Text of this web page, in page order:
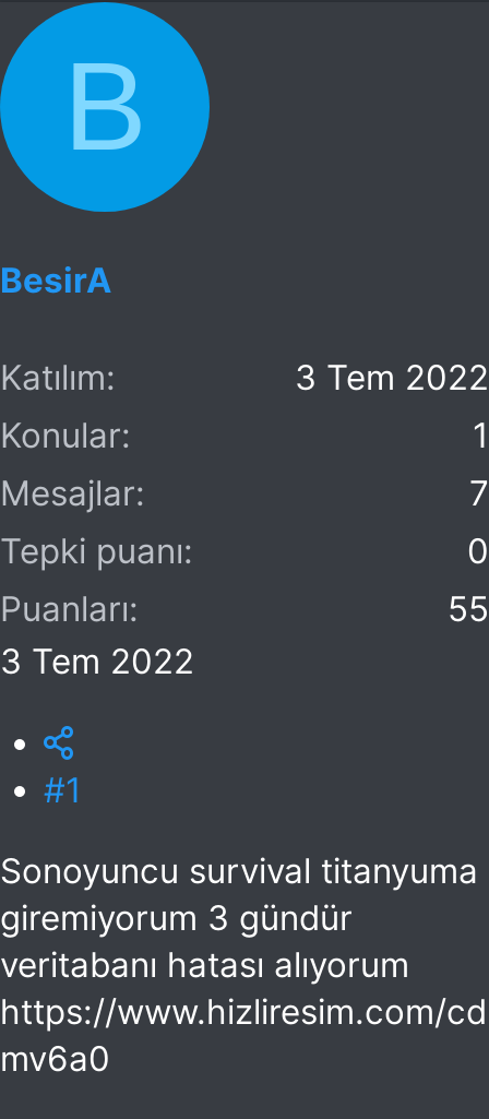
B
BesirA
Katılım
3 Tem 2022
Konular
1
Mesajlar
7
Tepki puanı
0
Puanları
55
3 Tem 2022
#1
Sonoyuncu survival titanyuma
giremiyorum 3 gündür
veritabanı hatası alıyorum
https://www.hizliresim.com/cd
mv6a0